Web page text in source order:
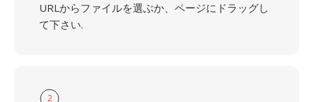
URLからファイルを選ぶか、ページにドラッグし
て下さい.
2